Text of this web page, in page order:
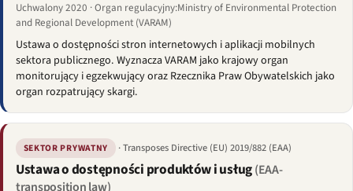
Uchwalony 2020 · Organ regulacyjny:Ministry of Environmental Protection
and Regional Development (VARAM)
Ustawa o dostępności stron internetowych i aplikacji mobilnych
sektora publicznego. Wyznacza VARAM jako krajowy organ
monitorujący i egzekwujący oraz Rzecznika Praw Obywatelskich jako
organ rozpatrujący skargi.
SEKTOR PRYWATNY · Transposes Directive (EU) 2019/882 (EAA)
Ustawa o dostępności produktów i usług(EAA-
transposition law)